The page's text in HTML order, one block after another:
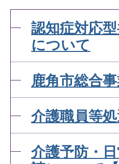
認知症対応
について
鹿角市総合
介護職員等
介護予防・